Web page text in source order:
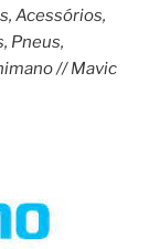
Acessórios,
Pneus,
// Mavic